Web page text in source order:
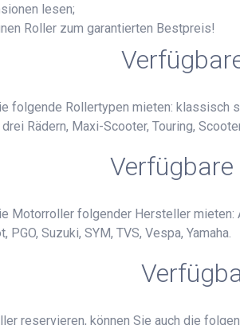
lesen;
Roller zum garantierten Bestpreis!
folgende Rollertypen mieten: klassisch
Rädern, Maxi-Scooter, Touring,
Motorroller folgender Hersteller mieten:
Suzuki, SYM, TVS, Vespa, Yamaha.
reservieren, können Sie auch die